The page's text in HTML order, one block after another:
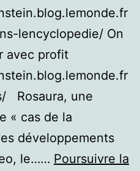
lencyclopedie/ On
avec profit
Rosaura, une
« cas de la
développements
le…… Poursuivre la